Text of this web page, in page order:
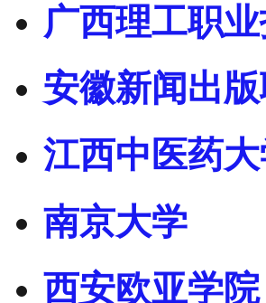
广西理工职
安徽新闻出
江西中医药
南京大学
西安欧亚学院